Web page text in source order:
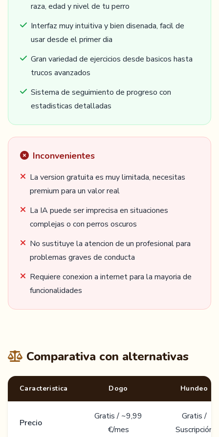
raza, edad y nivel de tu perro
Interfaz muy intuitiva y bien disenada, facil de
usar desde el primer dia
Gran variedad de ejercicios desde basicos hasta
trucos avanzados
Sistema de seguimiento de progreso con
estadisticas detalladas
Inconvenientes
La version gratuita es muy limitada, necesitas
premium para un valor real
La IA puede ser imprecisa en situaciones
complejas o con perros oscuros
No sustituye la atencion de un profesional para
problemas graves de conducta
Requiere conexion a internet para la mayoria de
funcionalidades
Comparativa con alternativas
Caracteristica Dogo Hundeo
Precio
Gratis / ~9,99
€/mes
Gratis /
Suscripción